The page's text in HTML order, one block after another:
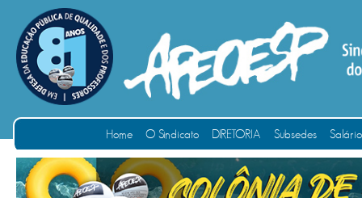
Home O Sindicato DIRETORIA Subsedes